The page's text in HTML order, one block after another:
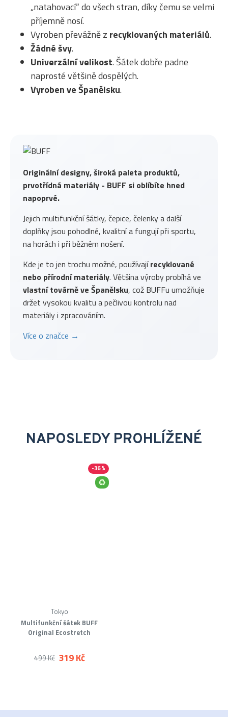
Originální designy, široká paleta produktů,
prvotřídná materiály - BUFF si oblíbíte hned
napoprvé.
Jejich multifunkční šátky, čepice, čelenky a další
doplňky jsou pohodlné, kvalitní a fungují při sportu,
na horách i při běžném nošení.
Kde je to jen trochu možné, používajírecyklované
nebo přírodní materiály. Většina výroby probíhá ve
vlastní továrně ve Španělsku, což BUFFu umožňuje
držet vysokou kvalitu a pečlivou kontrolu nad
materiály i zpracováním.
Více o značce →
„natahovací“ do všech stran, díky čemu se velmi
příjemně nosí.
Vyroben převážně z recyklovaných materiálů.
Žádné švy.
Univerzální velikost. Šátek dobře padne
naprosté většině dospělých.
Vyroben ve Španělsku.
NAPOSLEDY PROHLÍŽENÉ
-36 %
Multifunkční šátek BUFF
Original Ecostretch
Tokyo
319 Kč
499 Kč